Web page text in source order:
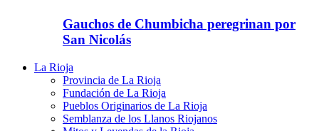
Gauchos de Chumbicha peregrinan por
San Nicolás
La Rioja
Provincia de La Rioja
Fundación de La Rioja
Pueblos Originarios de La Rioja
Semblanza de los Llanos Riojanos